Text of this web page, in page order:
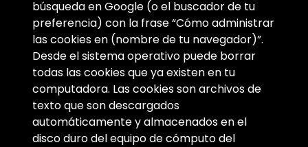
búsqueda en Google (o el buscador de tu
preferencia) con la frase “Cómo administrar
las cookies en (nombre de tu navegador)”.
Desde el sistema operativo puede borrar
todas las cookies que ya existen en tu
computadora. Las cookies son archivos de
texto que son descargados
automáticamente y almacenados en el
disco duro del equipo de cómputo del